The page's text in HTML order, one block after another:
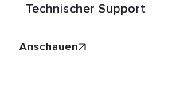
Technischer Support
anschauen